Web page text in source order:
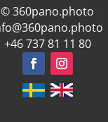
© 360pano.photo
+46 737 81 11 80